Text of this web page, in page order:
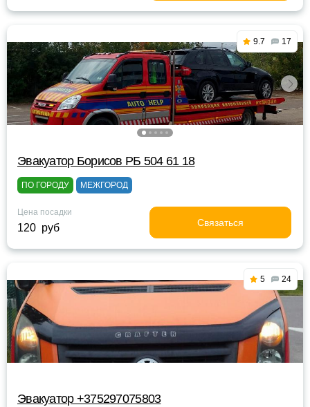
9.7 17
Эвакуатор Борисов РБ 504 61 18
ПО ГОРОДУ МЕЖГОРОД
Цена посадки
120 руб Связаться
5 24
Эвакуатор +375297075803